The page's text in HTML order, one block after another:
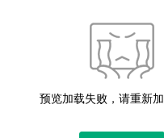
预览加载失败，请重新